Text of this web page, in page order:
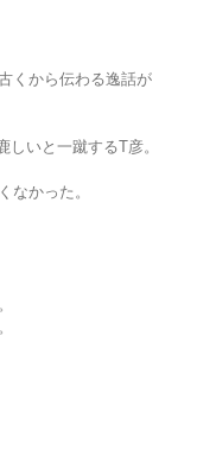
くから伝わる逸話が
いと一蹴するT彦。
なかった。